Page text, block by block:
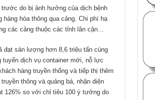
do bị ảnh hưởng của dịch bệnh
hóa thông qua cảng. Chi phí hạ
các cảng thuộc các tỉnh lân cận…
đạt sản lượng hơn 8,6 triệu tấn cùng
dịch vụ container mới, nỗ lực
hàng truyền thống và tiếp thị thêm
thông và quảng bá, nhận diện
126% so với chỉ tiêu 100 ý tưởng do